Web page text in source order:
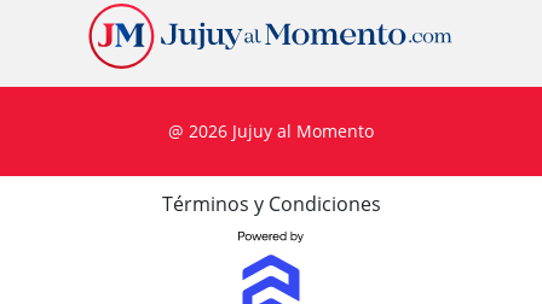
@ 2026 Jujuy al Momento
Términos y Condiciones